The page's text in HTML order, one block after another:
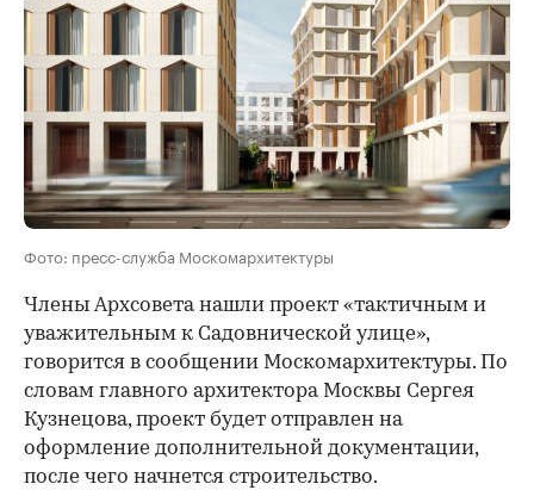
Фото: пресс-служба Москомархитектуры
Члены Архсовета нашли проект «тактичным и
уважительным к Садовнической улице»,
говорится в сообщении Москомархитектуры. По
словам главного архитектора Москвы Сергея
Кузнецова, проект будет отправлен на
оформление дополнительной документации,
после чего начнется строительство.